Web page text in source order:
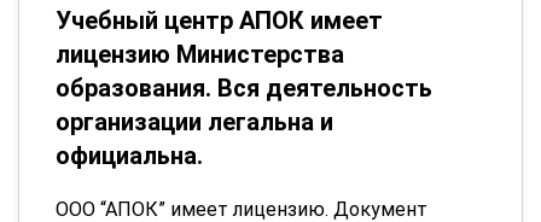
Учебный центр АПОК имеет
лицензию Министерства
образования. Вся деятельность
организации легальна и
официальна.
ООО “АПОК” имеет лицензию. Документ